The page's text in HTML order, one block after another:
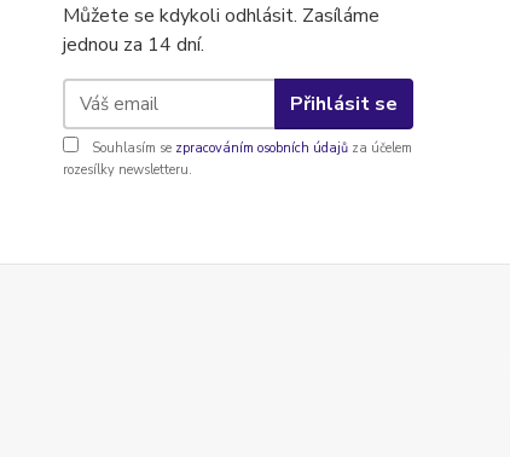
Můžete se kdykoli odhlásit. Zasíláme
jednou za 14 dní.
Přihlásit se
Souhlasím se zpracováním osobních údajů za účelem
rozesílky newsletteru.